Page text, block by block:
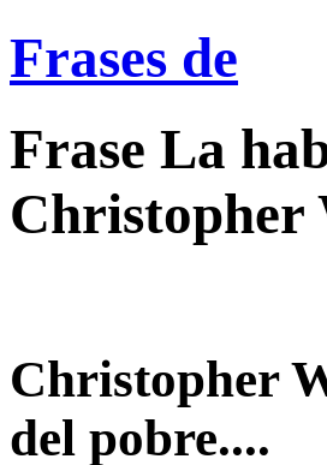
Frases de
Frase La
Christopher
Christopher
del pobre....